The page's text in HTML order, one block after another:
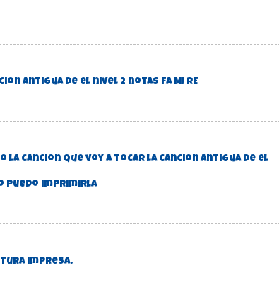
antigua de el nivel 2 notas FA MI RE
la cancion que voy a tocar la cancion antigua de el
puedo imprimirla
impresa.